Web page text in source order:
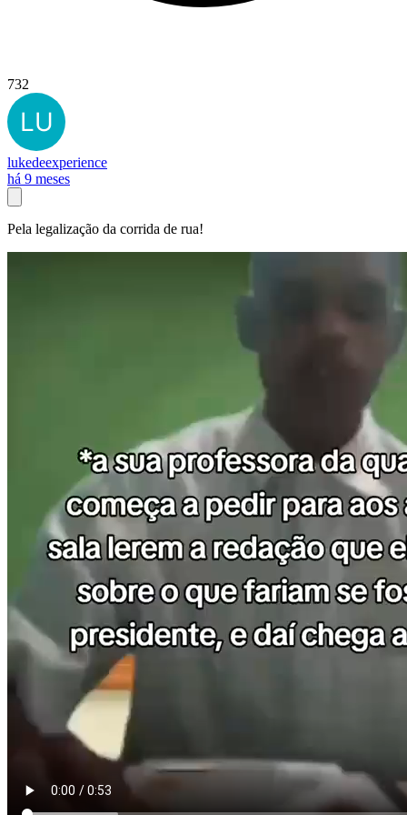
732
lukedeexperience
há 9 meses
Pela legalização da corrida de rua!